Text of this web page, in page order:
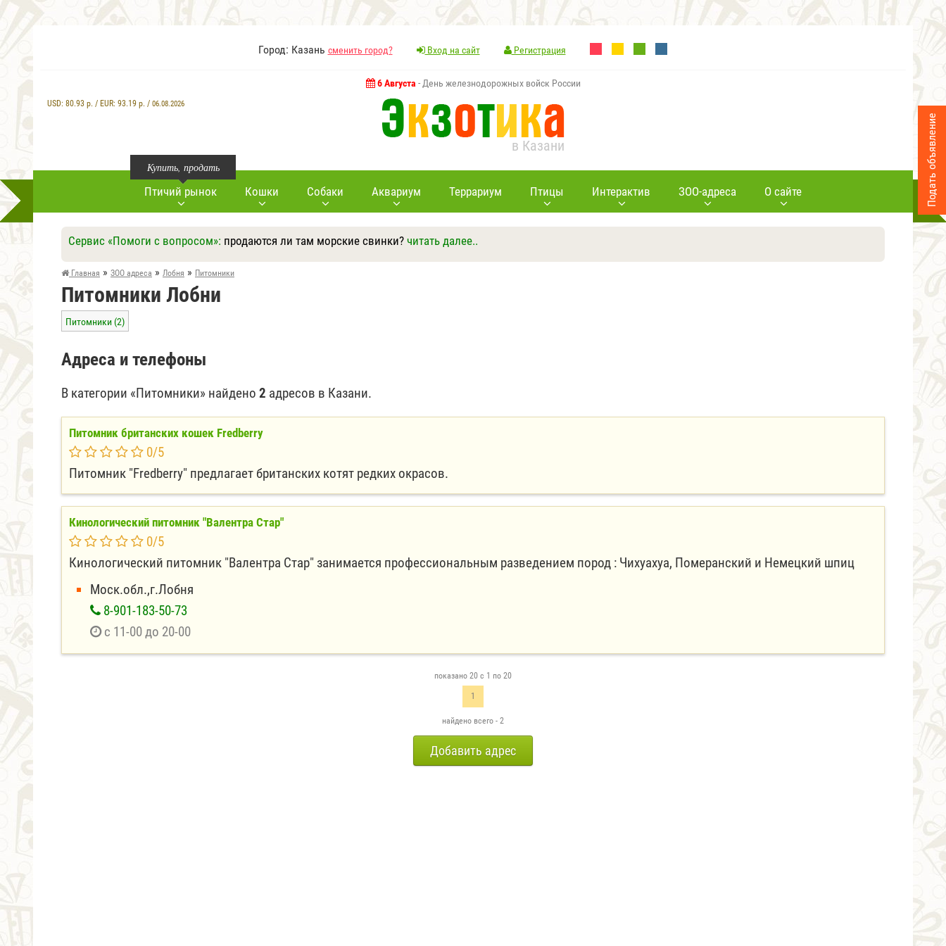
Город: Казань сменить город? Вход на сайт Регистрация
6 Августа - День железнодорожных войск России
USD: 80.93 р. / EUR: 93.19 р. / 06.08.2026
в Казани
Купить, продать
Птичий рынок Кошки Собаки Аквариум Террариум Птицы Интерактив ЗОО-адреса О сайте
Сервис «Помоги с вопросом»: продаются ли там морские свинки? читать далее..
Ответить Другие вопросы
Задать вопрос
Главная » ЗОО адреса » Лобня » Питомники
Питомники Лобни
Питомники (2)
Адреса и телефоны
В категории «Питомники» найдено 2 адресов в Казани.
Питомник британских кошек Fredberry
0/5
Питомник "Fredberry" предлагает британских котят редких окрасов.
Кинологический питомник "Валентра Стар"
0/5
Кинологический питомник "Валентра Стар" занимается профессиональным разведением пород : Чихуахуа, Померанский и Немецкий шпиц
Моск.обл.,г.Лобня
8-901-183-50-73
с 11-00 до 20-00
показано 20 с 1 по 20
1
найдено всего - 2
Добавить адрес
Подать объявление